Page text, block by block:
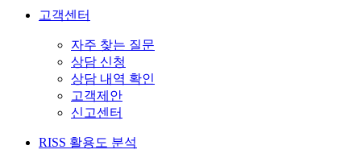
고객센터
자주 찾는 질문
상담 신청
상담 내역 확인
고객제안
신고센터
RISS 활용도 분석